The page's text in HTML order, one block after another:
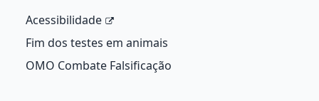
Acessibilidade
Fim dos testes em animais
OMO Combate Falsificação
cujas páginas são falsas e não possuem relação
com a marca OMO ou Unilever Brasil.
Para compras de nossos produtos, busque